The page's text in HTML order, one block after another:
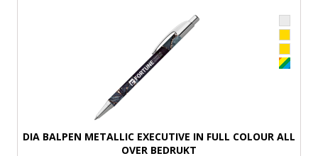
DIA BALPEN METALLIC EXECUTIVE IN FULL COLOUR ALL
OVER BEDRUKT